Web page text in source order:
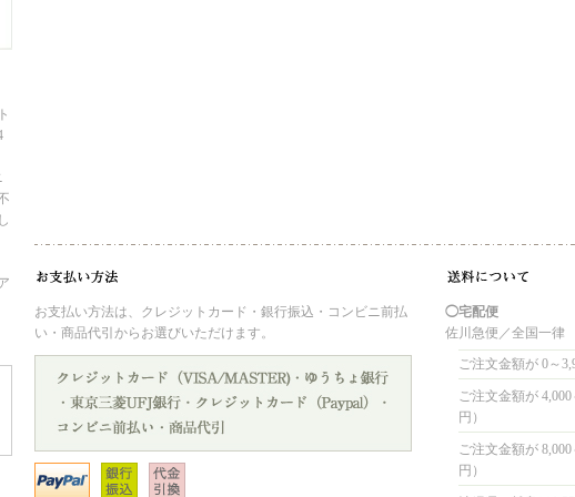
お支払い方法は、クレジットカード・銀行振込・コンビニ前払
い・商品代引からお選びいただけます。
◯宅配便
佐川急便／全国一律
ご注文金額が 0～
ご注文金額が
円）
ご注文金額が
円）